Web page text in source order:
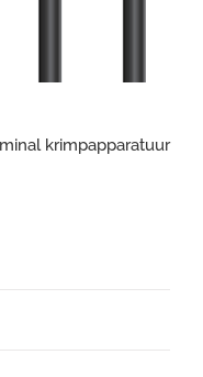
krimpapparatuur